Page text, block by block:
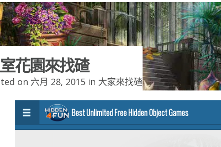
花園來找碴
on 六月 28, 2015 in 大家來找碴